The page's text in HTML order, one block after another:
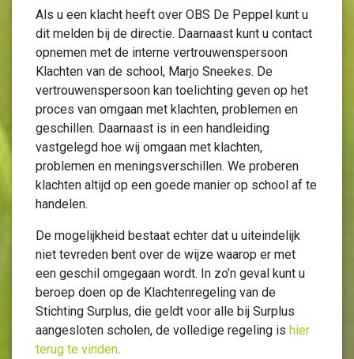
Als u een klacht heeft over OBS De Peppel kunt u
dit melden bij de directie. Daarnaast kunt u contact
opnemen met de interne vertrouwenspersoon
Klachten van de school, Marjo Sneekes. De
vertrouwenspersoon kan toelichting geven op het
proces van omgaan met klachten, problemen en
geschillen. Daarnaast is in een handleiding
vastgelegd hoe wij omgaan met klachten,
problemen en meningsverschillen. We proberen
klachten altijd op een goede manier op school af te
handelen.
De mogelijkheid bestaat echter dat u uiteindelijk
niet tevreden bent over de wijze waarop er met
een geschil omgegaan wordt. In zo’n geval kunt u
beroep doen op de Klachtenregeling van de
Stichting Surplus, die geldt voor alle bij Surplus
aangesloten scholen, de volledige regeling is hier
terug te vinden.